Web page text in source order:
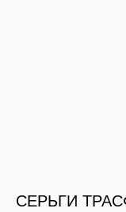
СЕРЬГИ